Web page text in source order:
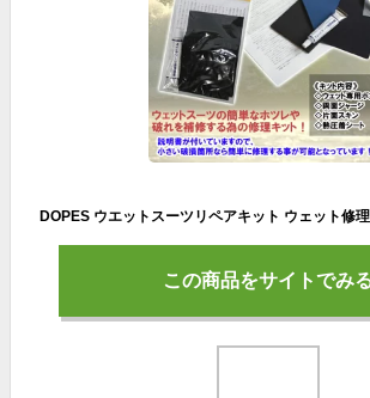
この商品をサイトでみ